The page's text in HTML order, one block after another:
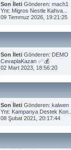
Son İleti Gönderen:mach1
Ynt: Migros Nestle Kahva...
09 Temmuz 2026, 19:21:25
Son İleti Gönderen: DEMO
CevaplaKazan ✅ 💰
02 Mart 2023, 18:56:20
Son İleti Gönderen:kalwen
Ynt: Kampanya Destek Kon...
08 Şubat 2021, 20:17:44